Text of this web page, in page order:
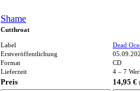
Shame
Cutthroat
Label
Dead
Erstveröffentlichung
Format
CD
Lieferzeit
4 – 7
Preis 14,95 €